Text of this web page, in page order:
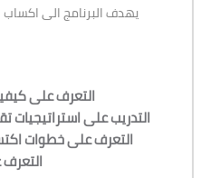
يهدف البرنامج الى اكساب
التعرف على
التدريب على استراتيجيات
التعرف على خطوات